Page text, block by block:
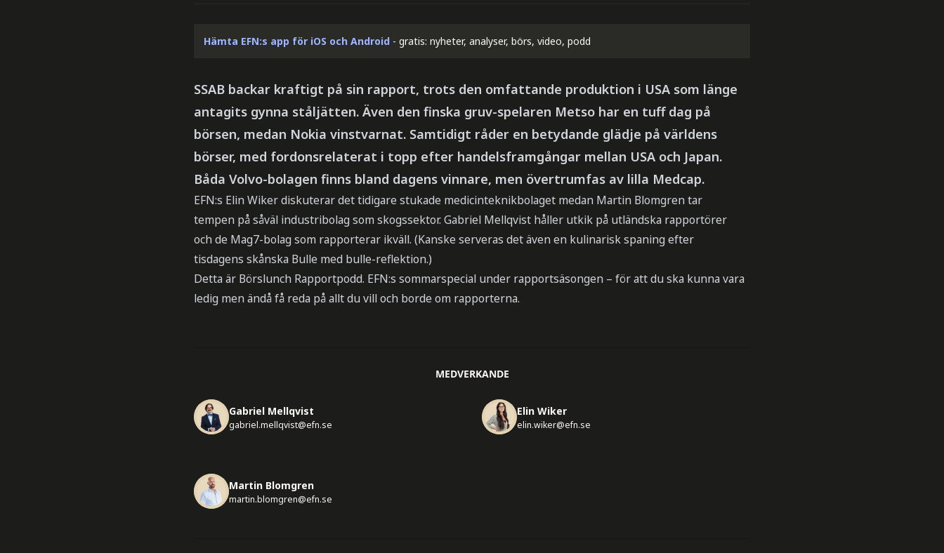
Hämta EFN:s app för iOS och Android - gratis: nyheter, analyser, börs, video, podd
SSAB backar kraftigt på sin rapport, trots den omfattande produktion i USA som länge
antagits gynna ståljätten. Även den finska gruv-spelaren Metso har en tuff dag på
börsen, medan Nokia vinstvarnat. Samtidigt råder en betydande glädje på världens
börser, med fordonsrelaterat i topp efter handelsframgångar mellan USA och Japan.
Båda Volvo-bolagen finns bland dagens vinnare, men övertrumfas av lilla Medcap.
EFN:s Elin Wiker diskuterar det tidigare stukade medicinteknikbolaget medan Martin Blomgren tar
tempen på såväl industribolag som skogssektor. Gabriel Mellqvist håller utkik på utländska rapportörer
och de Mag7-bolag som rapporterar ikväll. (Kanske serveras det även en kulinarisk spaning efter
tisdagens skånska Bulle med bulle-reflektion.)
Detta är Börslunch Rapportpodd. EFN:s sommarspecial under rapportsäsongen – för att du ska kunna vara
ledig men ändå få reda på allt du vill och borde om rapporterna.
MEDVERKANDE
Gabriel Mellqvist
gabriel.mellqvist@efn.se
Elin Wiker
elin.wiker@efn.se
Martin Blomgren
martin.blomgren@efn.se